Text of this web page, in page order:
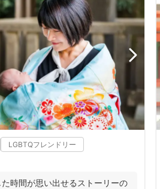
LGBTQフレンドリー
時間が思い出せるストーリーの